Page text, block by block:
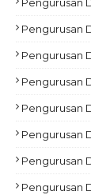
Pengurusan
Pengurusan
Pengurusan
Pengurusan
Pengurusan
Pengurusan
Pengurusan